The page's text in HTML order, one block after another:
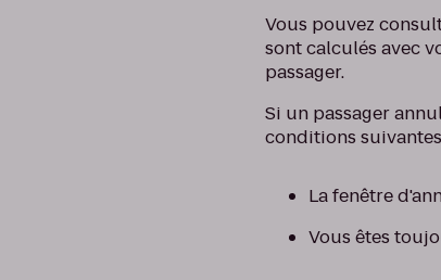
Vous pouvez
sont calculés avec
passager.
Si un passager
conditions
La fenêtre
Vous êtes